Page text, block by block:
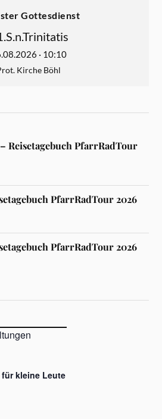
Gottesdienst
· 10:10
Kirche Böhl
– Reisetagebuch PfarrRadTour
PfarrRadTour 2026
PfarrRadTour 2026
kleine Leute